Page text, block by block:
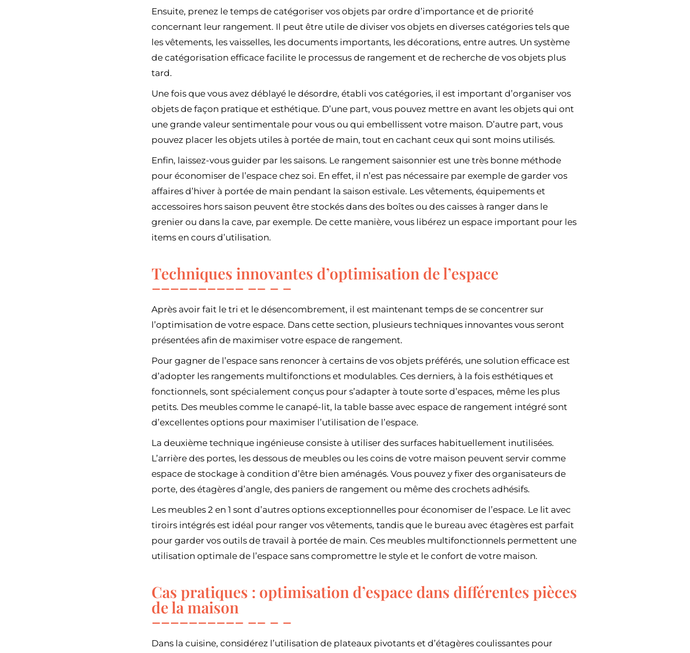
Ensuite, prenez le temps de catégoriser vos objets par ordre d’importance et de priorité
concernant leur rangement. Il peut être utile de diviser vos objets en diverses catégories tels que
les vêtements, les vaisselles, les documents importants, les décorations, entre autres. Un système
de catégorisation efficace facilite le processus de rangement et de recherche de vos objets plus
tard.
Une fois que vous avez déblayé le désordre, établi vos catégories, il est important d’organiser vos
objets de façon pratique et esthétique. D’une part, vous pouvez mettre en avant les objets qui ont
une grande valeur sentimentale pour vous ou qui embellissent votre maison. D’autre part, vous
pouvez placer les objets utiles à portée de main, tout en cachant ceux qui sont moins utilisés.
Enfin, laissez-vous guider par les saisons. Le rangement saisonnier est une très bonne méthode
pour économiser de l’espace chez soi. En effet, il n’est pas nécessaire par exemple de garder vos
affaires d’hiver à portée de main pendant la saison estivale. Les vêtements, équipements et
accessoires hors saison peuvent être stockés dans des boîtes ou des caisses à ranger dans le
grenier ou dans la cave, par exemple. De cette manière, vous libérez un espace important pour les
items en cours d’utilisation.
Techniques innovantes d’optimisation de l’espace
Après avoir fait le tri et le désencombrement, il est maintenant temps de se concentrer sur
l’optimisation de votre espace. Dans cette section, plusieurs techniques innovantes vous seront
présentées afin de maximiser votre espace de rangement.
Pour gagner de l’espace sans renoncer à certains de vos objets préférés, une solution efficace est
d’adopter les rangements multifonctions et modulables. Ces derniers, à la fois esthétiques et
fonctionnels, sont spécialement conçus pour s’adapter à toute sorte d’espaces, même les plus
petits. Des meubles comme le canapé-lit, la table basse avec espace de rangement intégré sont
d’excellentes options pour maximiser l’utilisation de l’espace.
La deuxième technique ingénieuse consiste à utiliser des surfaces habituellement inutilisées.
L’arrière des portes, les dessous de meubles ou les coins de votre maison peuvent servir comme
espace de stockage à condition d’être bien aménagés. Vous pouvez y fixer des organisateurs de
porte, des étagères d’angle, des paniers de rangement ou même des crochets adhésifs.
Les meubles 2 en 1 sont d’autres options exceptionnelles pour économiser de l’espace. Le lit avec
tiroirs intégrés est idéal pour ranger vos vêtements, tandis que le bureau avec étagères est parfait
pour garder vos outils de travail à portée de main. Ces meubles multifonctionnels permettent une
utilisation optimale de l’espace sans compromettre le style et le confort de votre maison.
Cas pratiques : optimisation d’espace dans différentes pièces
de la maison
Dans la cuisine, considérez l’utilisation de plateaux pivotants et d’étagères coulissantes pour